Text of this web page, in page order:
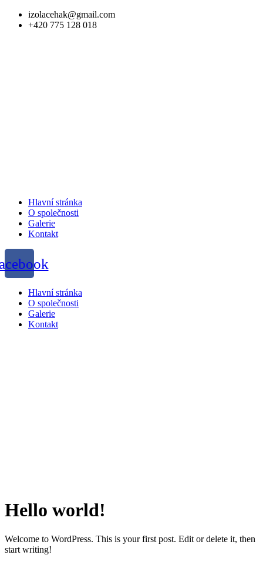
izolacehak@gmail.com
+420 775 128 018
Menu
Hlavní stránka
O společnosti
Galerie
Kontakt
Menu
Hlavní stránka
O společnosti
Galerie
Kontakt
Hello world!
Welcome to WordPress. This is your first post. Edit or delete it, then
start writing!